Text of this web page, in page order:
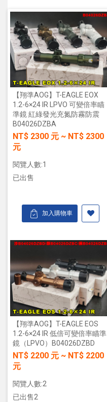
【翔準AOG】T-EAGLE EOX
1.2-6×24 IR LPVO 可變倍率瞄
準鏡 紅綠發光充氮防霧防震
B04026DZBA
NT$ 2300 元 ~ NT$ 2300
元
閱覽人數:1
已出售
加入購物車
【翔準AOG】T-EAGLE EOS
1.2-6×24 IR 低倍可變倍率瞄準
鏡（LPVO）B04026DZBD
NT$ 2200 元 ~ NT$ 2200
元
閱覽人數:2
已出售2